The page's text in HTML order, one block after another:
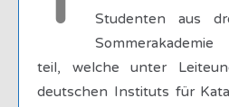
Studenten aus
Sommerakademie
teil, welche unter
deutschen Instituts für